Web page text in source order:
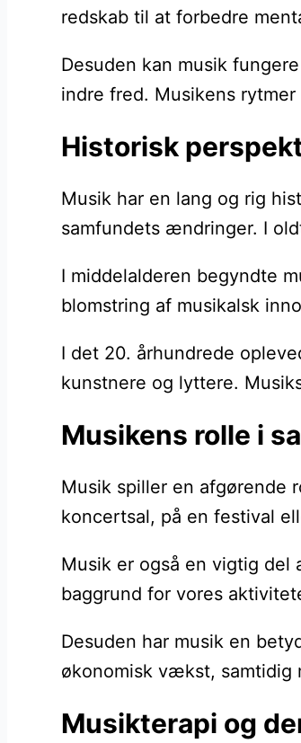
redskab til at forbedre
Desuden kan musik
indre fred. Musikens
Historisk
Musik har en lang og rig
samfundets ændringer. I
I middelalderen begyndte
blomstring af musikalsk
I det 20. århundrede
kunstnere og lyttere.
Musikens rolle i
Musik spiller en afgørende
koncertsal, på en festival
Musik er også en vigtig del
baggrund for vores
Desuden har musik en
økonomisk vækst, samtidig
Musikterapi og